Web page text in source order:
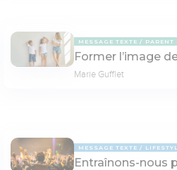
MESSAGE TEXTE PARENT
Former l’image
Marie Gufflet
MESSAGE TEXTE
Entraînons-nous